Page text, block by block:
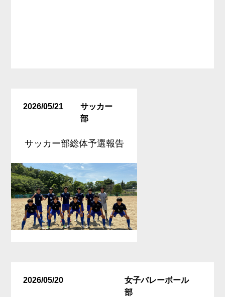
2026/05/21
サッカー
部
サッカー部総体予選報告
2026/05/20
女子バレーボール
部